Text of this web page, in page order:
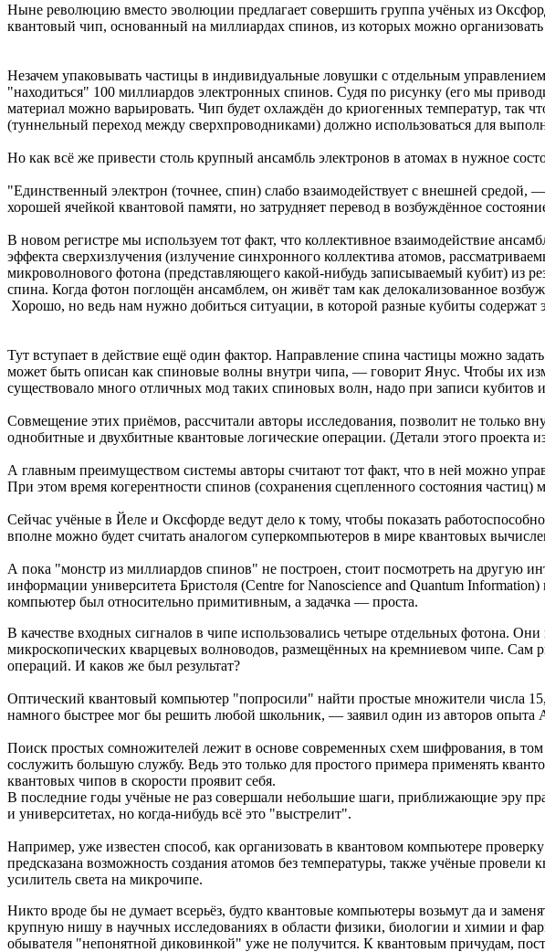
Ныне революцию вместо эволюции предлагает совершить группа учёных из
квантовый чип, основанный на миллиардах спинов, из которых можно организовать
Незачем упаковывать частицы в индивидуальные ловушки с отдельным
"находиться" 100 миллиардов электронных спинов. Судя по рисунку (его мы
материал можно варьировать. Чип будет охлаждён до криогенных температур, так
(туннельный переход между сверхпроводниками) должно использоваться для
Но как всё же привести столь крупный ансамбль электронов в атомах в нужное
"Единственный электрон (точнее, спин) слабо взаимодействует с внешней средой,
хорошей ячейкой квантовой памяти, но затрудняет перевод в возбуждённое
В новом регистре мы используем тот факт, что коллективное взаимодействие
эффекта сверхизлучения (излучение синхронного коллектива атомов,
микроволнового фотона (представляющего какой-нибудь записываемый кубит) из
спина. Когда фотон поглощён ансамблем, он живёт там как делокализованное
Хорошо, но ведь нам нужно добиться ситуации, в которой разные кубиты
Тут вступает в действие ещё один фактор. Направление спина частицы можно
может быть описан как спиновые волны внутри чипа, — говорит Янус. Чтобы их
существовало много отличных мод таких спиновых волн, надо при записи
Совмещение этих приёмов, рассчитали авторы исследования, позволит не только
однобитные и двухбитные квантовые логические операции. (Детали этого проекта
А главным преимуществом системы авторы считают тот факт, что в ней можно
При этом время когерентности спинов (сохранения сцепленного состояния
Сейчас учёные в Йеле и Оксфорде ведут дело к тому, чтобы показать
вполне можно будет считать аналогом суперкомпьютеров в мире квантовых
А пока "монстр из миллиардов спинов" не построен, стоит посмотреть на другую
информации университета Бристоля (Centre for Nanoscience and Quantum
компьютер был относительно примитивным, а задачка — проста.
В качестве входных сигналов в чипе использовались четыре отдельных фотона.
микроскопических кварцевых волноводов, размещённых на кремниевом чипе. Сам
операций. И каков же был результат?
Оптический квантовый компьютер "попросили" найти простые множители числа
намного быстрее мог бы решить любой школьник, — заявил один из авторов
Поиск простых сомножителей лежит в основе современных схем шифрования, в
сослужить большую службу. Ведь это только для простого примера применять
квантовых чипов в скорости проявит себя.
В последние годы учёные не раз совершали небольшие шаги, приближающие эру
и университетах, но когда-нибудь всё это "выстрелит".
Например, уже известен способ, как организовать в квантовом компьютере
предсказана возможность создания атомов без температуры, также учёные
усилитель света на микрочипе.
Никто вроде бы не думает всерьёз, будто квантовые компьютеры возьмут да и
крупную нишу в научных исследованиях в области физики, биологии и химии и
обывателя "непонятной диковинкой" уже не получится. К квантовым причудам,